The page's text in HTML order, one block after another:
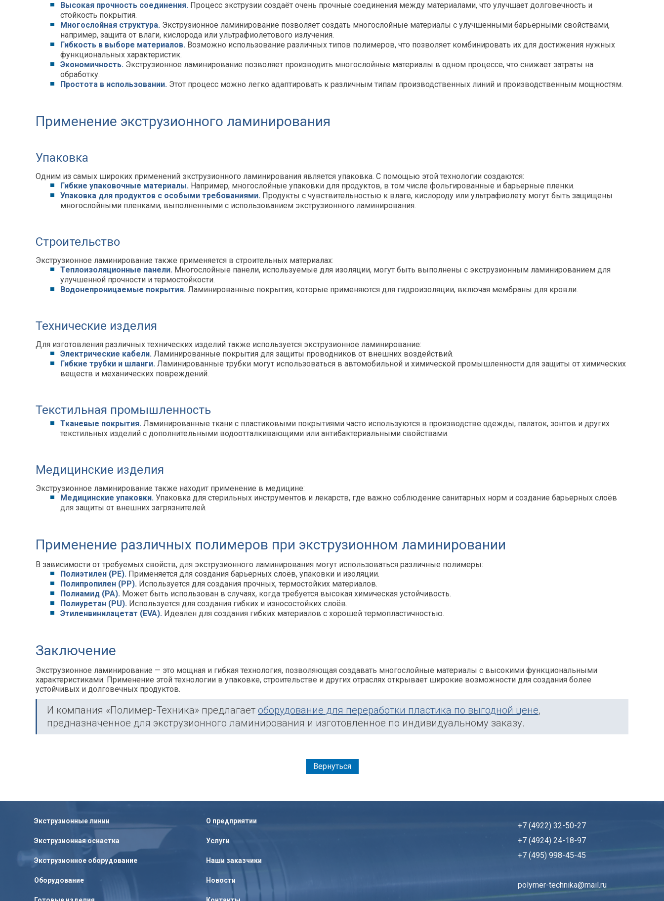
Высокая прочность соединения. Процесс экструзии создаёт очень прочные соединения между материалами, что улучшает долговечность и
стойкость покрытия.
Многослойная структура. Экструзионное ламинирование позволяет создать многослойные материалы с улучшенными барьерными свойствами,
например, защита от влаги, кислорода или ультрафиолетового излучения.
Гибкость в выборе материалов. Возможно использование различных типов полимеров, что позволяет комбинировать их для достижения нужных
функциональных характеристик.
Экономичность. Экструзионное ламинирование позволяет производить многослойные материалы в одном процессе, что снижает затраты на
обработку.
Простота в использовании. Этот процесс можно легко адаптировать к различным типам производственных линий и производственным мощностям.
Применение экструзионного ламинирования
Упаковка
Одним из самых широких применений экструзионного ламинирования является упаковка. С помощью этой технологии создаются:
Гибкие упаковочные материалы. Например, многослойные упаковки для продуктов, в том числе фольгированные и барьерные пленки.
Упаковка для продуктов с особыми требованиями. Продукты с чувствительностью к влаге, кислороду или ультрафиолету могут быть защищены
многослойными пленками, выполненными с использованием экструзионного ламинирования.
Строительство
Экструзионное ламинирование также применяется в строительных материалах:
Теплоизоляционные панели. Многослойные панели, используемые для изоляции, могут быть выполнены с экструзионным ламинированием для
улучшенной прочности и термостойкости.
Водонепроницаемые покрытия. Ламинированные покрытия, которые применяются для гидроизоляции, включая мембраны для кровли.
Технические изделия
Для изготовления различных технических изделий также используется экструзионное ламинирование:
Электрические кабели. Ламинированные покрытия для защиты проводников от внешних воздействий.
Гибкие трубки и шланги. Ламинированные трубки могут использоваться в автомобильной и химической промышленности для защиты от химических
веществ и механических повреждений.
Текстильная промышленность
Тканевые покрытия. Ламинированные ткани с пластиковыми покрытиями часто используются в производстве одежды, палаток, зонтов и других
текстильных изделий с дополнительными водоотталкивающими или антибактериальными свойствами.
Медицинские изделия
Экструзионное ламинирование также находит применение в медицине:
Медицинские упаковки. Упаковка для стерильных инструментов и лекарств, где важно соблюдение санитарных норм и создание барьерных слоёв
для защиты от внешних загрязнителей.
Применение различных полимеров при экструзионном ламинировании
В зависимости от требуемых свойств, для экструзионного ламинирования могут использоваться различные полимеры:
Полиэтилен (PE). Применяется для создания барьерных слоёв, упаковки и изоляции.
Полипропилен (PP). Используется для создания прочных, термостойких материалов.
Полиамид (PA). Может быть использован в случаях, когда требуется высокая химическая устойчивость.
Полиуретан (PU). Используется для создания гибких и износостойких слоёв.
Этиленвинилацетат (EVA). Идеален для создания гибких материалов с хорошей термопластичностью.
Заключение
Экструзионное ламинирование — это мощная и гибкая технология, позволяющая создавать многослойные материалы с высокими функциональными
характеристиками. Применение этой технологии в упаковке, строительстве и других отраслях открывает широкие возможности для создания более
устойчивых и долговечных продуктов.
И компания «Полимер-Техника» предлагает оборудование для переработки пластика по выгодной цене,
предназначенное для экструзионного ламинирования и изготовленное по индивидуальному заказу.
Вернуться
Экструзионные линии
Экструзионная оснастка
Экструзионное оборудование
Оборудование
О предприятии
Услуги
Наши заказчики
Новости
+7 (4922) 32-50-27
+7 (4924) 24-18-97
+7 (495) 998-45-45
polymer-technika@mail.ru